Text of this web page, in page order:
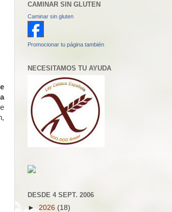
CAMINAR SIN GLUTEN
Caminar sin gluten
Promocionar tu página también
NECESITAMOS TU AYUDA
DESDE 4 SEPT. 2006
► 2026 (18)